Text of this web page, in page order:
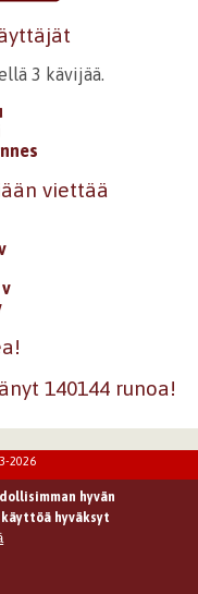
3 kävijää.
viettää
140144 runoa!
2026
hyvän
hyväksyt